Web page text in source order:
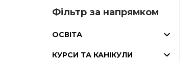
Фільтр за напрямком
ОСВІТА
КУРСИ ТА КАНІКУЛИ